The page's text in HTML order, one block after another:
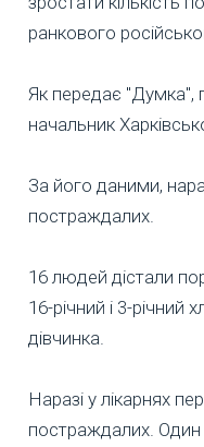
ранкового
Як передає "Думка",
начальник
За його даними,
постраждалих.
16 людей дістали
16-річний і 3-річний
дівчинка.
Наразі у лікарнях
постраждалих.